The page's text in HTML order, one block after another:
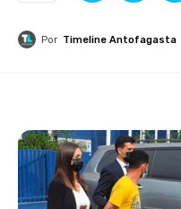
Por Timeline Antofagasta